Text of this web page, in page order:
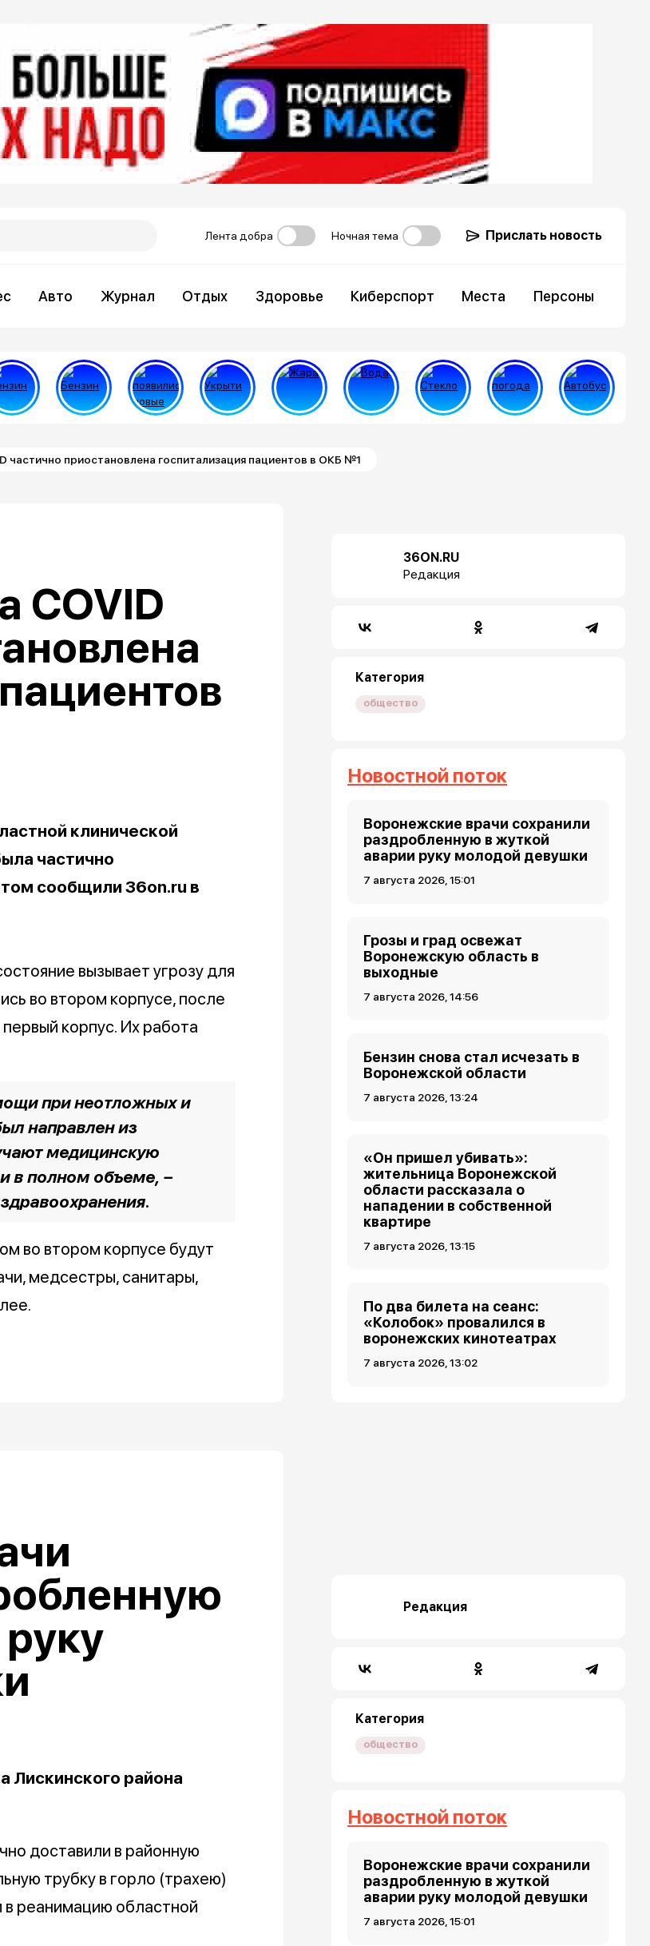
Лента добра Ночная тема Прислать новость
Авто Журнал Отдых Здоровье Киберспорт Места Персоны
частично приостановлена госпитализация пациентов в ОКБ №1
COVID
клинической
частично
сообщили 36on.ru в
вызывает угрозу для
во втором корпусе, после
корпус. Их работа
при неотложных и
направлен из
медицинскую
в полном объеме, –
во втором корпусе будут
медсестры, санитары,
36ON.RU
Редакция
Категория
общество
Новостной поток
Воронежские врачи сохранили
раздробленную в жуткой
аварии руку молодой девушки
7 августа 2026, 15:01
Грозы и град освежат
Воронежскую область в
выходные
7 августа 2026, 14:56
Бензин снова стал исчезать в
Воронежской области
7 августа 2026, 13:24
«Он пришел убивать»:
жительница Воронежской
области рассказала о
нападении в собственной
квартире
7 августа 2026, 13:15
По два билета на сеанс:
«Колобок» провалился в
воронежских кинотеатрах
7 августа 2026, 13:02
Лискинского района
доставили в районную
трубку в горло (трахею)
в реанимацию областной
Редакция
Категория
общество
Новостной поток
Воронежские врачи сохранили
раздробленную в жуткой
аварии руку молодой девушки
7 августа 2026, 15:01